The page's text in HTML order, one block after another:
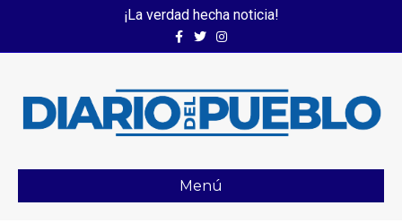
¡La verdad hecha noticia!
FacebookTwitterInstagram
Menú